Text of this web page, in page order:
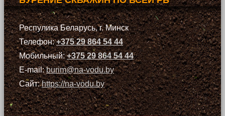
Респулика Беларусь, г. Минск
Телефон:+375 29 864 54 44
Мобильный:+375 29 864 54 44
E-mail:burim@na-vodu.by
Сайт:https://na-vodu.by